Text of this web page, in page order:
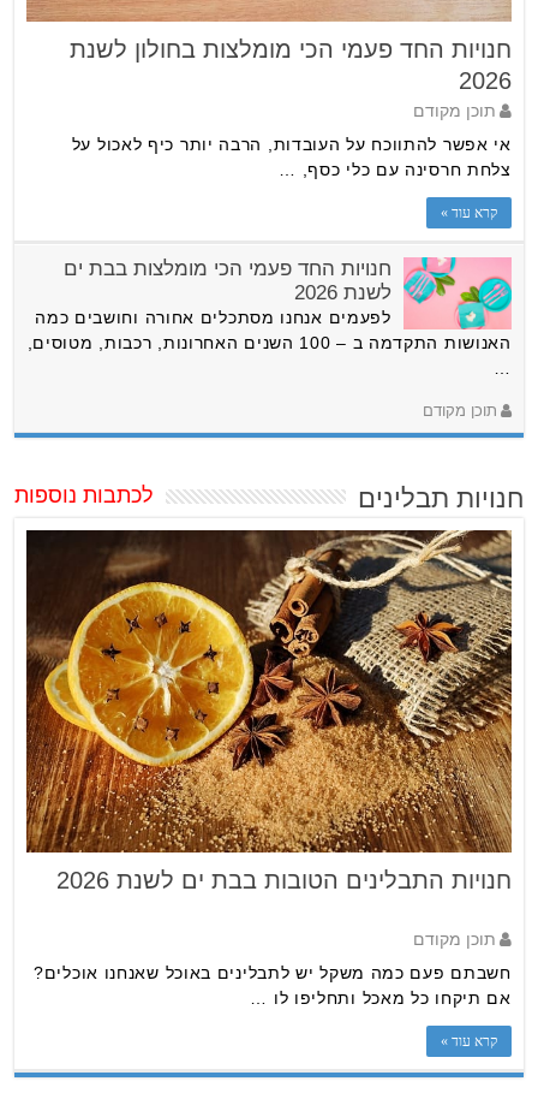
חנויות החד פעמי הכי מומלצות בחולון לשנת
2026
תוכן מקודם
אי אפשר להתווכח על העובדות, הרבה יותר כיף לאכול על
צלחת חרסינה עם כלי כסף, …
קרא עוד »
חנויות החד פעמי הכי מומלצות בבת ים
לשנת 2026
לפעמים אנחנו מסתכלים אחורה וחושבים כמה
האנושות התקדמה ב – 100 השנים האחרונות, רכבות, מטוסים,
תוכן מקודם
חנויות תבלינים לכתבות נוספות
חנויות התבלינים הטובות בבת ים לשנת 2026
תוכן מקודם
חשבתם פעם כמה משקל יש לתבלינים באוכל שאנחנו אוכלים?
אם תיקחו כל מאכל ותחליפו לו …
קרא עוד »